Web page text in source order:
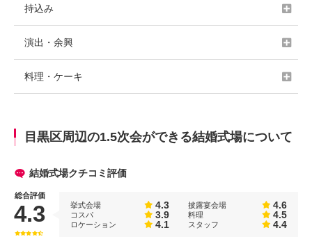
持込み
演出・余興
料理・ケーキ
目黒区周辺の1.5次会ができる結婚式場について
結婚式場クチコミ評価
総合評価
4.3 挙式会場 4.3 披露宴会場 4.6
コスパ 3.9 料理 4.5
ロケーション 4.1 スタッフ 4.4